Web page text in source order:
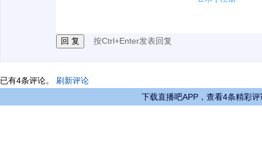
按Ctrl+Enter发表回复
已有4条评论。 刷新评论
下载直播吧APP，查看4条精彩评